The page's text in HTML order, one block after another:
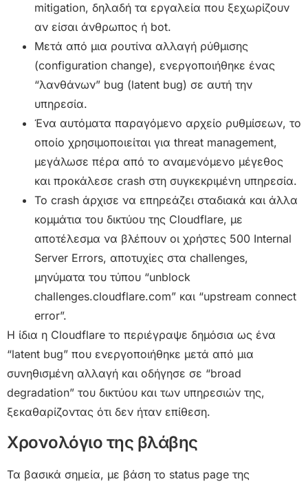
mitigation, δηλαδή τα εργαλεία που ξεχωρίζουν
αν είσαι άνθρωπος ή bot.
Μετά από μια ρουτίνα αλλαγή ρύθμισης
(configuration change), ενεργοποιήθηκε ένας
“λανθάνων” bug (latent bug) σε αυτή την
υπηρεσία.
Ένα αυτόματα παραγόμενο αρχείο ρυθμίσεων, το
οποίο χρησιμοποιείται για threat management,
μεγάλωσε πέρα από το αναμενόμενο μέγεθος
και προκάλεσε crash στη συγκεκριμένη υπηρεσία.
Το crash άρχισε να επηρεάζει σταδιακά και άλλα
κομμάτια του δικτύου της Cloudflare, με
αποτέλεσμα να βλέπουν οι χρήστες 500 Internal
Server Errors, αποτυχίες στα challenges,
μηνύματα του τύπου “unblock
challenges.cloudflare.com” και “upstream connect
error”.
Η ίδια η Cloudflare το περιέγραψε δημόσια ως ένα
“latent bug” που ενεργοποιήθηκε μετά από μια
συνηθισμένη αλλαγή και οδήγησε σε “broad
degradation” του δικτύου και των υπηρεσιών της,
ξεκαθαρίζοντας ότι δεν ήταν επίθεση.
Χρονολόγιο της βλάβης
Τα βασικά σημεία, με βάση το status page της